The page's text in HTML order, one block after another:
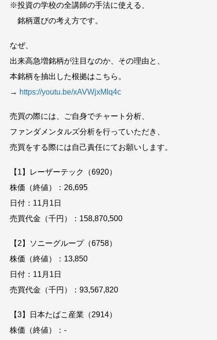
※投資の学校の全講師の手法に使える、
銘柄選びの考え方です。
なぜ、
出来高急増銘柄が注目なのか、その理由と、
本銘柄を抽出した根拠はこちら。
→ https://youtu.be/xAVWjxMIq4c
売買の際には、ご自身でチャート分析、
ファンダメンタルズ分析を行っていただき、
売買をする際には自己責任にてお願いします。
【1】レーザーテック（6920）
株価（終値）：26,695
日付：11月1日
売買代金（千円）：158,870,500
【2】ソニーグループ（6758）
株価（終値）：13,850
日付：11月1日
売買代金（千円）：93,567,820
【3】日本たばこ産業（2914）
株価（終値）：-